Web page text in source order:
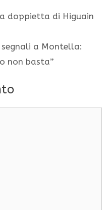
doppietta di Higuain
segnali a Montella:
non basta”